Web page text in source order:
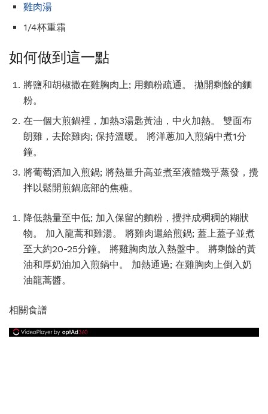
雞肉湯
1/4杯重霜
如何做到這一點
將鹽和胡椒撒在雞胸肉上; 用麵粉疏通。 拋開剩餘的麵
粉。
在一個大煎鍋裡，加熱3湯匙黃油，中火加熱。 雙面布
朗雞，去除雞肉; 保持溫暖。 將洋蔥加入煎鍋中煮1分
鐘。
將葡萄酒加入煎鍋; 將熱量升高並煮至液體幾乎蒸發，攪
拌以鬆開煎鍋底部的焦糖。
降低熱量至中低; 加入保留的麵粉，攪拌成稠稠的糊狀
物。 加入龍蒿和雞湯。 將雞肉還給煎鍋; 蓋上蓋子並煮
至大約20-25分鐘。 將雞胸肉放入熱盤中。 將剩餘的黃
油和厚奶油加入煎鍋中。 加熱通過; 在雞胸肉上倒入奶
油龍蒿醬。
相關食譜